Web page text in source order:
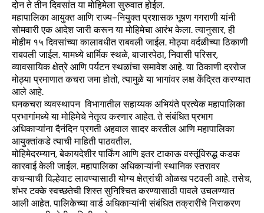
दोन ते तीन दिवसांत या मोहिमेला सुरुवात होईल.
महापालिका आयुक्त आणि राज्य-नियुक्त प्रशासक भूषण गगराणी यांनी
सोमवारी एक आदेश जारी करून या मोहिमेचा आरंभ केला. त्यानुसार, ही
मोहीम १५ दिवसांच्या कालावधीत राबवली जाईल. मोठ्या वर्दळीच्या ठिकाणी
राबवली जाईल. यामध्ये धार्मिक स्थळे, बाजारपेठा, निवासी परिसर,
व्यावसायिक क्षेत्रे आणि पर्यटन स्थळांचा समावेश आहे. या ठिकाणी दररोज
मोठ्या प्रमाणात कचरा जमा होतो, त्यामुळे या भागांवर लक्ष केंद्रित करण्यात
आले आहे.
घनकचरा व्यवस्थापन विभागातील सहाय्यक अभियंते प्रत्येक महापालिका
प्रभागांमध्ये या मोहिमेचे नेतृत्व करणार आहेत. ते संबंधित प्रभाग
अधिकाऱ्यांना दैनंदिन प्रगती अहवाल सादर करतील आणि महापालिका
आयुक्तांकडे त्याची माहिती पाठवतील.
मोहिमेदरम्यान, बेकायदेशीर पार्किंग आणि इतर टाकाऊ वस्तूंविरुद्ध कडक
कारवाई केली जाईल. महापालिका अधिकाऱ्यांनी स्थानिक स्तरावर
कचऱ्याची विल्हेवाट लावण्यासाठी योग्य क्षेत्रांची ओळख पटवली आहे. तसेच,
शंभर टक्के स्वच्छतेची शिस्त सुनिश्चित करण्यासाठी पावले उचलण्यात
आली आहेत. पालिकेच्या वार्ड अधिकाऱ्यांनी संबंधित तक्रारींचे निराकरण